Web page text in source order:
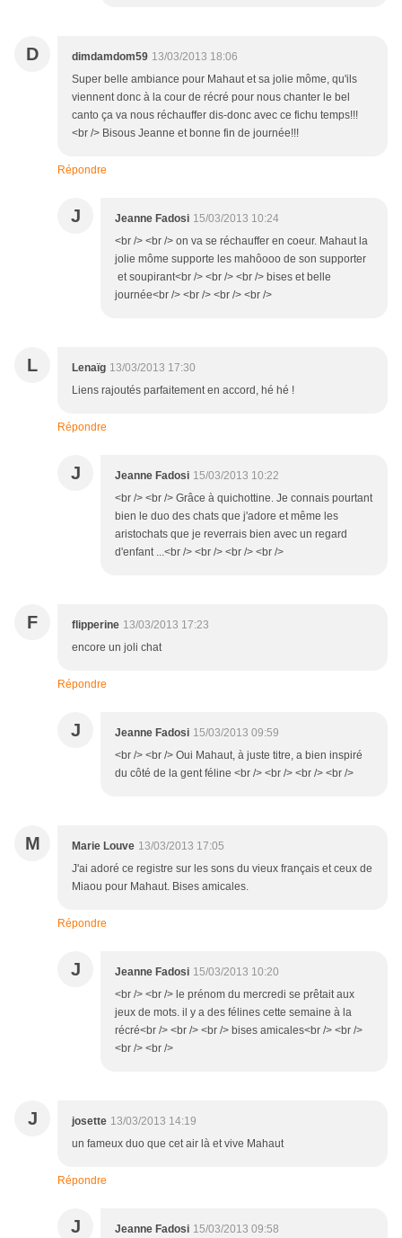
D dimdamdom59 13/03/2013 18:06
Super belle ambiance pour Mahaut et sa jolie môme, qu'ils
viennent donc à la cour de récré pour nous chanter le bel
canto ça va nous réchauffer dis-donc avec ce fichu temps!!!
<br /> Bisous Jeanne et bonne fin de journée!!!
Répondre
J Jeanne Fadosi 15/03/2013 10:24
<br /> <br /> on va se réchauffer en coeur. Mahaut la
jolie môme supporte les mahôooo de son supporter
et soupirant<br /> <br /> <br /> bises et belle
journée<br /> <br /> <br /> <br />
L Lenaïg 13/03/2013 17:30
Liens rajoutés parfaitement en accord, hé hé !
Répondre
J Jeanne Fadosi 15/03/2013 10:22
<br /> <br /> Grâce à quichottine. Je connais pourtant
bien le duo des chats que j'adore et même les
aristochats que je reverrais bien avec un regard
d'enfant ...<br /> <br /> <br /> <br />
F flipperine 13/03/2013 17:23
encore un joli chat
Répondre
J Jeanne Fadosi 15/03/2013 09:59
<br /> <br /> Oui Mahaut, à juste titre, a bien inspiré
du côté de la gent féline <br /> <br /> <br /> <br />
M Marie Louve 13/03/2013 17:05
J'ai adoré ce registre sur les sons du vieux français et ceux de
Miaou pour Mahaut. Bises amicales.
Répondre
J Jeanne Fadosi 15/03/2013 10:20
<br /> <br /> le prénom du mercredi se prêtait aux
jeux de mots. il y a des félines cette semaine à la
récré<br /> <br /> <br /> bises amicales<br /> <br />
<br /> <br />
J josette 13/03/2013 14:19
un fameux duo que cet air là et vive Mahaut
Répondre
J Jeanne Fadosi 15/03/2013 09:58